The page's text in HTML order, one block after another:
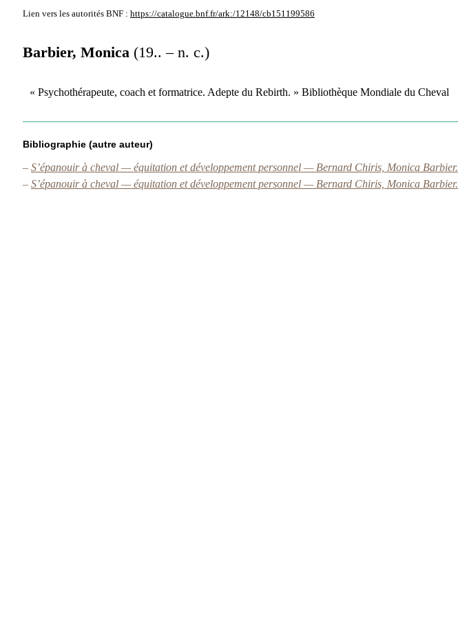
Lien vers les autorités BNF : https://catalogue.bnf.fr/ark:/12148/cb151199586
Barbier, Monica (19.. – n. c.)
« Psychothérapeute, coach et formatrice. Adepte du Rebirth. » Bibliothèque Mondiale du Cheval
Bibliographie (autre auteur)
– S’épanouir à cheval — équitation et développement personnel — Bernard Chiris, Monica Barbier.
– S’épanouir à cheval — équitation et développement personnel — Bernard Chiris, Monica Barbier.